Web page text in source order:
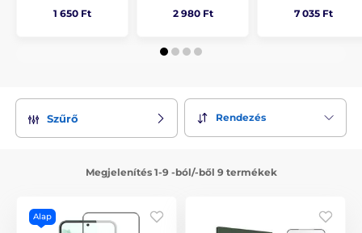
1 650 Ft 2 980 Ft
7 035 Ft
Szűrő Rendezés
Megjelenítés 1-9 -ból/-ből 9 termékek
Alap